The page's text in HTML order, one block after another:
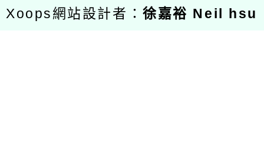
Xoops網站設計者：徐嘉裕 Neil hsu